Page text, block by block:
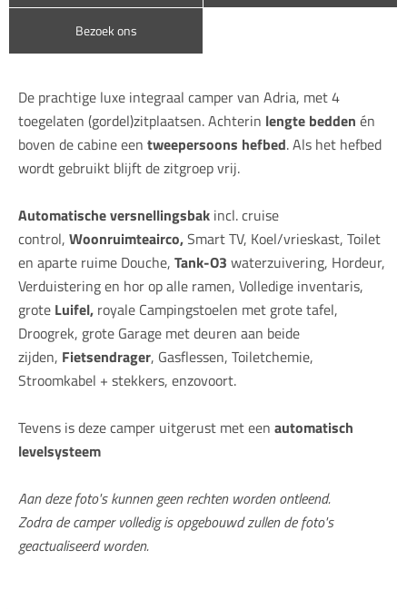
Bezoek ons
De prachtige luxe integraal camper van Adria, met 4
toegelaten (gordel)zitplaatsen. Achterin lengte bedden én
boven de cabine een tweepersoons hefbed. Als het hefbed
wordt gebruikt blijft de zitgroep vrij.
Automatische versnellingsbak incl. cruise
control, Woonruimteairco,Smart TV, Koel/vrieskast, Toilet
en aparte ruime Douche, Tank-O3 waterzuivering, Hordeur,
Verduistering en hor op alle ramen, Volledige inventaris,
grote Luifel, royale Campingstoelen met grote tafel,
Droogrek, grote Garage met deuren aan beide
zijden, Fietsendrager, Gasflessen, Toiletchemie,
Stroomkabel + stekkers, enzovoort.
Tevens is deze camper uitgerust met een automatisch
levelsysteem
Aan deze foto's kunnen geen rechten worden ontleend.
Zodra de camper volledig is opgebouwd zullen de foto's
geactualiseerd worden.